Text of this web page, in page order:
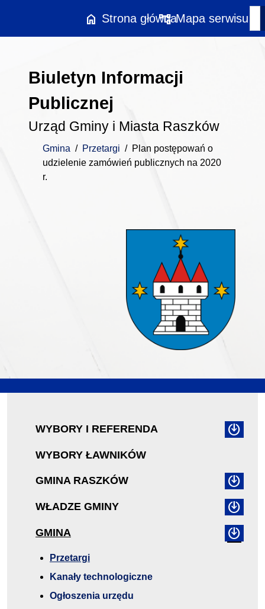
home Strona główna
account_treeMapa serwisu
Biuletyn Informacji
Publicznej
Urząd Gminy i Miasta Raszków
Gmina / Przetargi / Plan postępowań o
udzielenie zamówień publicznych na 2020
r.
WYBORY I REFERENDA
WYBORY ŁAWNIKÓW
GMINA RASZKÓW
WŁADZE GMINY
GMINA
Przetargi
Kanały technologiczne
Ogłoszenia urzędu